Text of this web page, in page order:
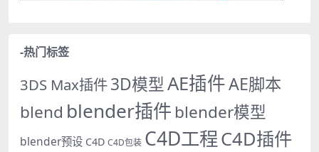
-热门标签
3DS Max插件3D模型AE插件AE脚本
blend blender插件 blender模型
blender预设 C4D C4D包装 C4D工程C4D插件